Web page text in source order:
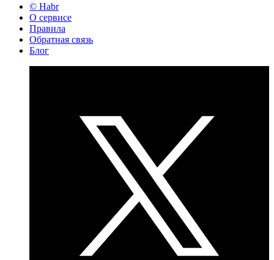
© Habr
О сервисе
Правила
Обратная связь
Блог